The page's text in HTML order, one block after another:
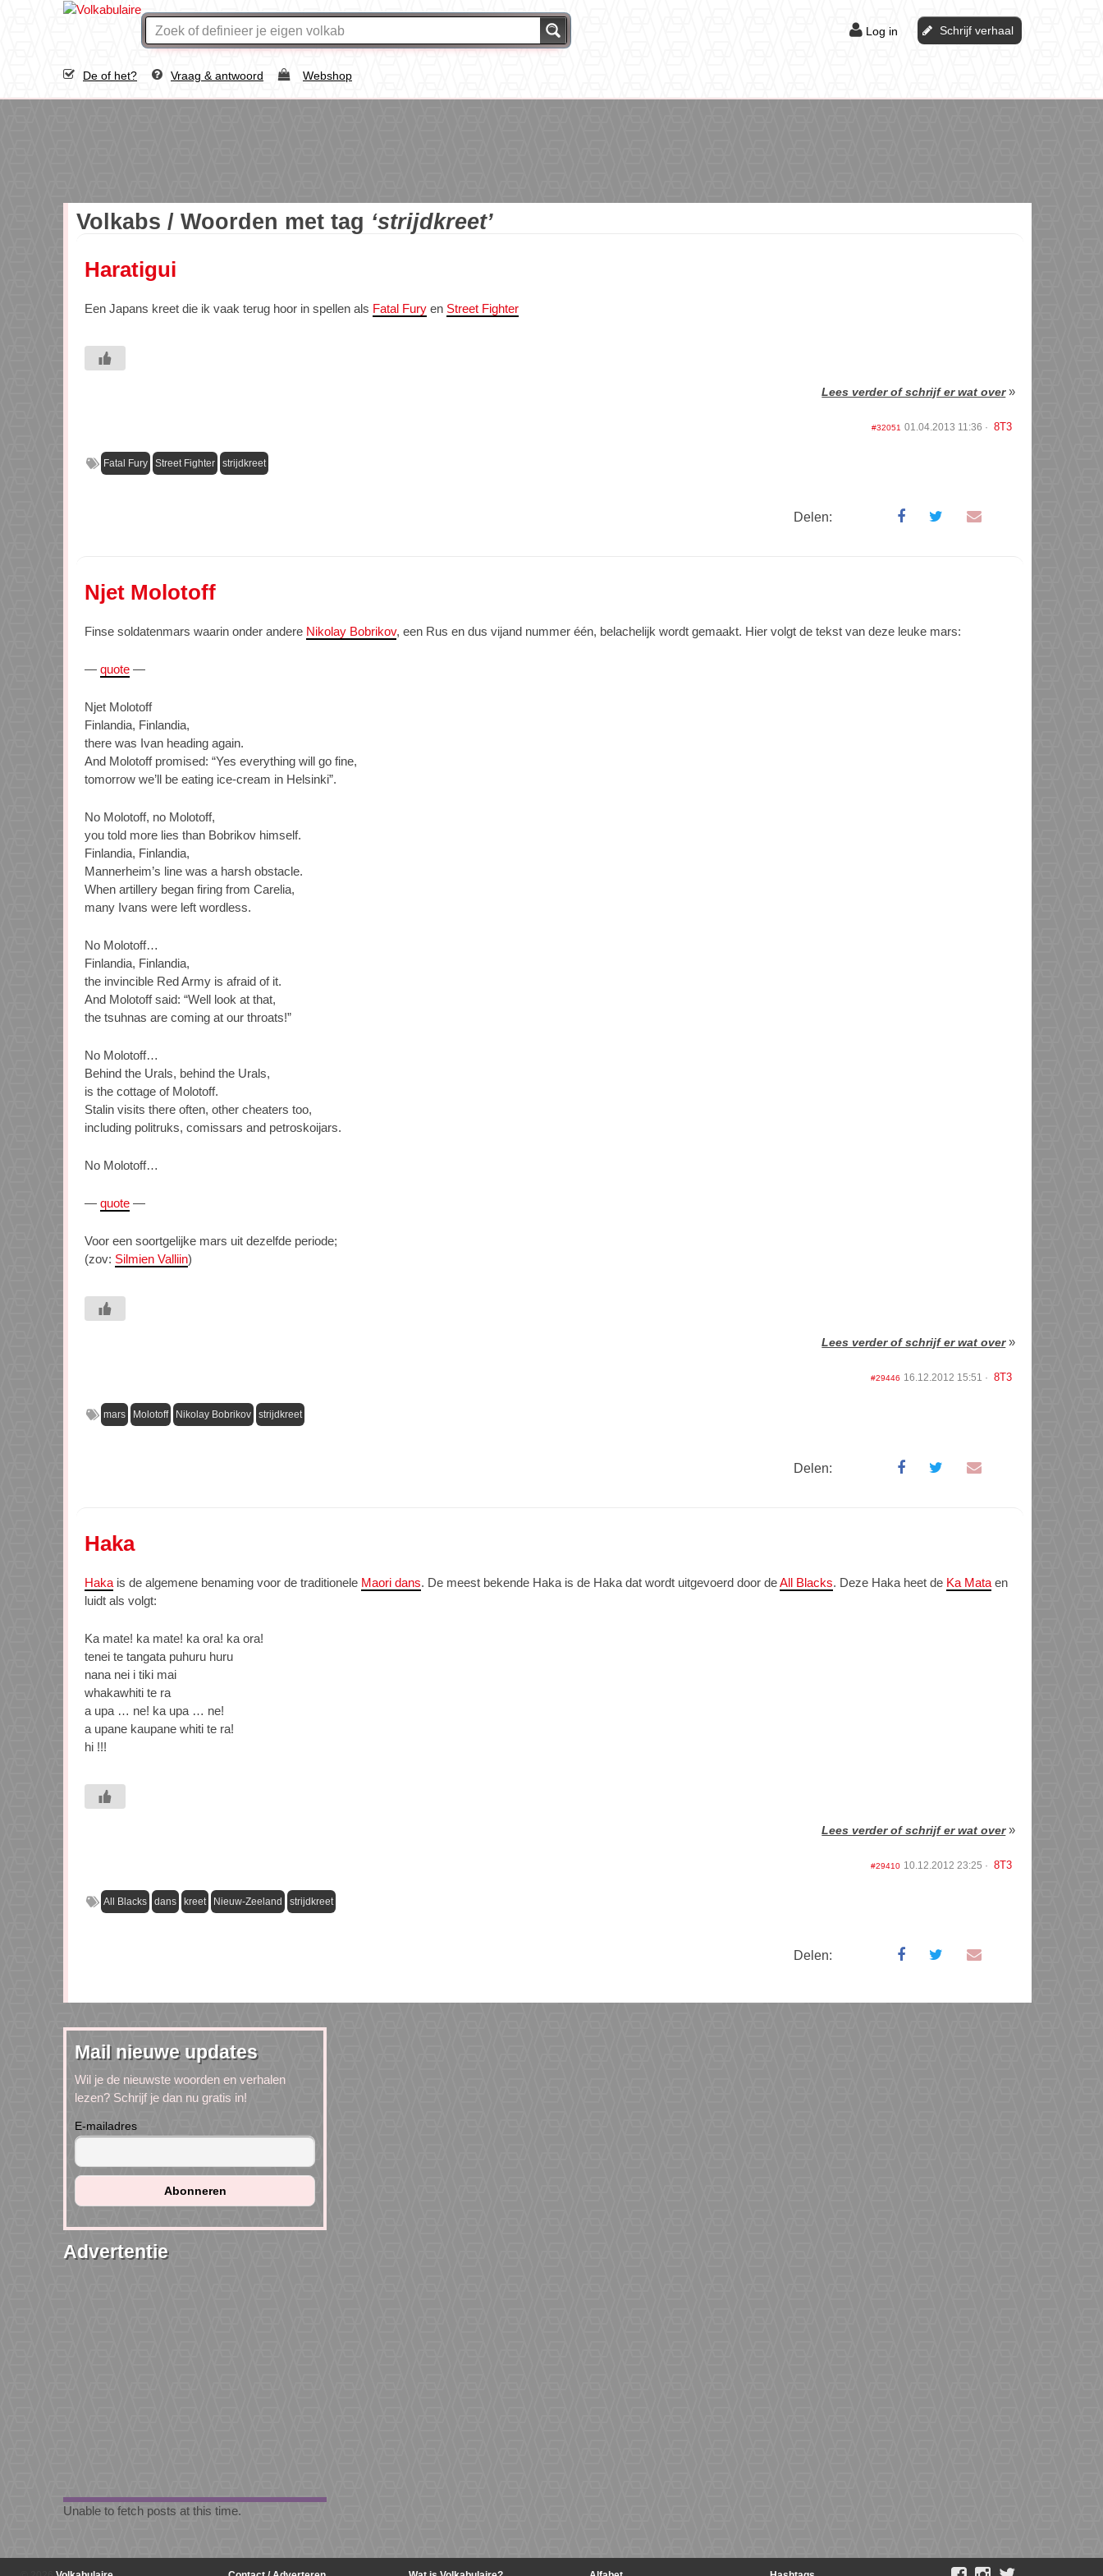
Log in Schrijf verhaal
De of het? Vraag & antwoord Webshop
Volkabs / Woorden met tag ‘strijdkreet’
Haratigui
Een Japans kreet die ik vaak terug hoor in spellen als Fatal Fury en Street Fighter
Lees verder of schrijf er wat over»
#32051 01.04.2013 11:36 8T3
Fatal Fury Street Fighter strijdkreet
Delen:
Njet Molotoff
Finse soldatenmars waarin onder andere Nikolay Bobrikov, een Rus en dus vijand nummer één, belachelijk wordt gemaakt. Hier volgt de tekst van deze leuke mars:
— quote —
Njet Molotoff
Finlandia, Finlandia,
there was Ivan heading again.
And Molotoff promised: “Yes everything will go fine,
tomorrow we’ll be eating ice-cream in Helsinki”.
No Molotoff, no Molotoff,
you told more lies than Bobrikov himself.
Finlandia, Finlandia,
Mannerheim’s line was a harsh obstacle.
When artillery began firing from Carelia,
many Ivans were left wordless.
No Molotoff…
Finlandia, Finlandia,
the invincible Red Army is afraid of it.
And Molotoff said: “Well look at that,
the tsuhnas are coming at our throats!”
No Molotoff…
Behind the Urals, behind the Urals,
is the cottage of Molotoff.
Stalin visits there often, other cheaters too,
including politruks, comissars and petroskoijars.
No Molotoff…
— quote —
Voor een soortgelijke mars uit dezelfde periode;
(zov: Silmien Valliin)
Lees verder of schrijf er wat over»
#29446 16.12.2012 15:51 8T3
mars Molotoff Nikolay Bobrikov strijdkreet
Delen:
Haka
Haka is de algemene benaming voor de traditionele Maori dans. De meest bekende Haka is de Haka dat wordt uitgevoerd door deAll Blacks. Deze Haka heet de Ka Mata en
luidt als volgt:
Ka mate! ka mate! ka ora! ka ora!
tenei te tangata puhuru huru
nana nei i tiki mai
whakawhiti te ra
a upa … ne! ka upa … ne!
a upane kaupane whiti te ra!
hi !!!
Lees verder of schrijf er wat over»
#29410 10.12.2012 23:25 8T3
All Blacks dans kreet Nieuw-Zeeland strijdkreet
Delen:
Mail nieuwe updates
Wil je de nieuwste woorden en verhalen
lezen? Schrijf je dan nu gratis in!
E-mailadres
Advertentie
Unable to fetch posts at this time.